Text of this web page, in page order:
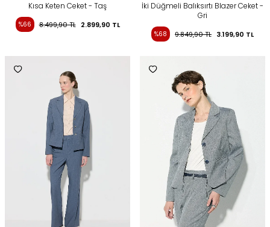
Kısa Keten Ceket - Taş
%66 8.499,90TL 2.899,90 TL
İki Düğmeli Balıksırtı Blazer Ceket -
Gri
%68 9.849,90TL 3.199,90 TL